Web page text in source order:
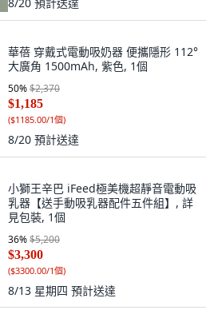
華蓓 穿戴式電動吸奶器 便攜隱形 112°
大廣角 1500mAh, 紫色, 1個
50%$2,370
$1,185
($1185.00/1個)
8/20 預計送達
小獅王辛巴 iFeed極美機超靜音電動吸
乳器【送手動吸乳器配件五件組】, 詳
見包裝, 1個
36%$5,200
$3,300
($3300.00/1個)
8/13 星期四 預計送達